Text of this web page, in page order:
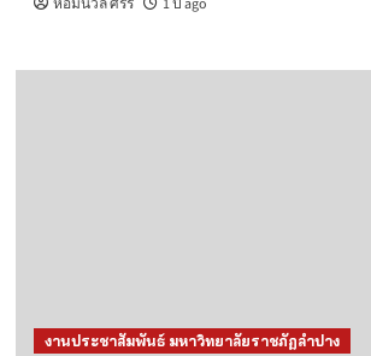
หอมนวล ศรีริ 1 ปี ago
งานประชาสัมพันธ์ มหาวิทยาลัยราชภัฏลำปาง